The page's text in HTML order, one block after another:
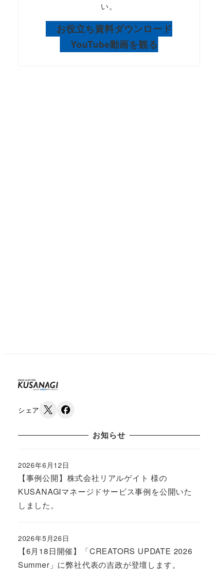
い。
お役立ち資料ダウンロード
YouTube動画を観る
シェア
お知らせ
【事例公開】株式会社リアルゲイト 様の
KUSANAGIマネージドサービス事例を公開いた
しました。
Published
2026年6月12日
【6月18日開催】「CREATORS UPDATE 2026
Summer」に弊社代表の吉政が登壇します。
Published
2026年5月26日